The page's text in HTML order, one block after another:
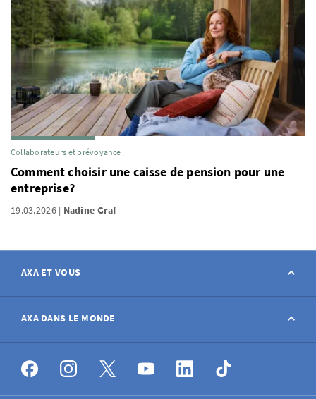
Collaborateurs et prévoyance
Comment choisir une caisse de pension pour une
entreprise?
19.03.2026 Nadine Graf
AXA ET VOUS
Contact
Déclarer sinistre
AXA DANS LE MONDE
AXA dans le monde